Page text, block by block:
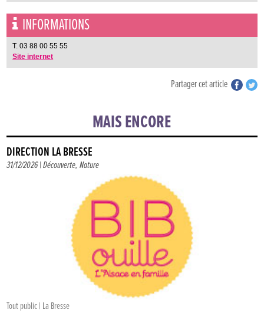
INFORMATIONS
T. 03 88 00 55 55
Site internet
Partager cet article
MAIS ENCORE
DIRECTION LA BRESSE
31/12/2026 |Découverte,Nature
Tout public | La Bresse